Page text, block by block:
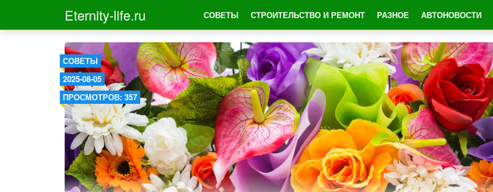
Eternity-life.ru СОВЕТЫ СТРОИТЕЛЬСТВО И РЕМОНТ РАЗНОЕ АВТОНОВОСТИ
СОВЕТЫ
2025-08-05
ПРОСМОТРОВ: 357